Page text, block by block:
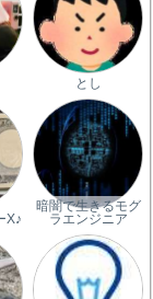
とし
X♪
暗闇で生きるモグ
ラエンジニア